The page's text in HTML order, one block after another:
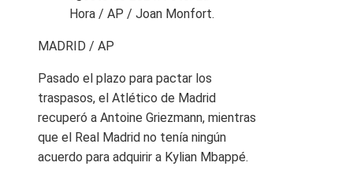
Hora / AP / Joan Monfort.
MADRID / AP
Pasado el plazo para pactar los
traspasos, el Atlético de Madrid
recuperó a Antoine Griezmann, mientras
que el Real Madrid no tenía ningún
acuerdo para adquirir a Kylian Mbappé.